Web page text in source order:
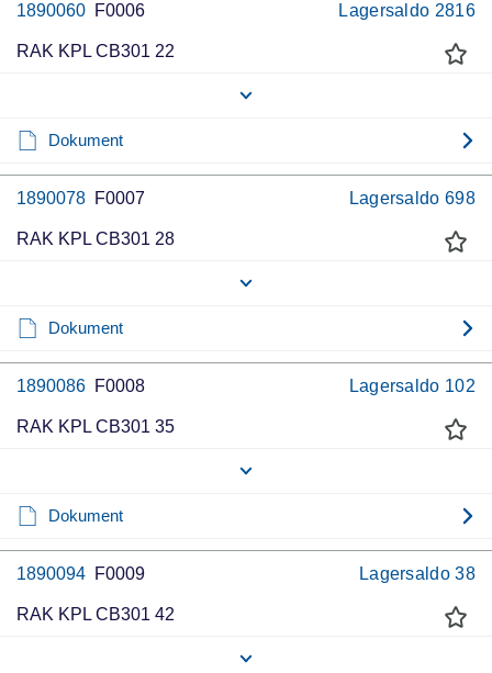
1890060 F0006 Lagersaldo 2816
RAK KPL CB301 22
Dokument
1890078 F0007 Lagersaldo 698
RAK KPL CB301 28
Dokument
1890086 F0008 Lagersaldo 102
RAK KPL CB301 35
Dokument
1890094 F0009 Lagersaldo 38
RAK KPL CB301 42